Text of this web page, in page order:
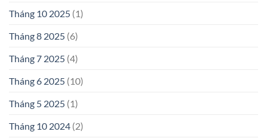
Tháng 10 2025 (1)
Tháng 8 2025 (6)
Tháng 7 2025 (4)
Tháng 6 2025 (10)
Tháng 5 2025 (1)
Tháng 10 2024 (2)